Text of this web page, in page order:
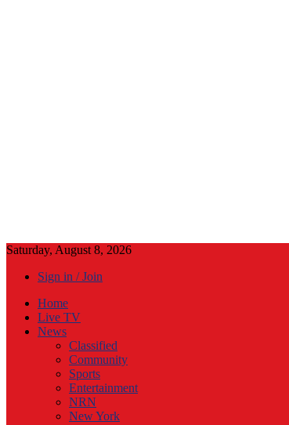
Saturday, August 8, 2026
Sign in / Join
Home
Live TV
News
Classified
Community
Sports
Entertainment
NRN
New York